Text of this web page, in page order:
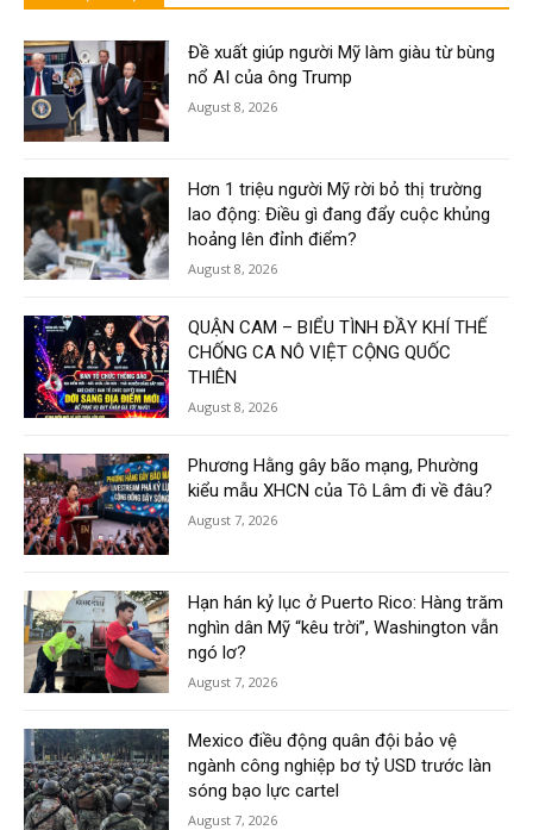
Đề xuất giúp người Mỹ làm giàu từ bùng
nổ AI của ông Trump
August 8, 2026
Hơn 1 triệu người Mỹ rời bỏ thị trường
lao động: Điều gì đang đẩy cuộc khủng
hoảng lên đỉnh điểm?
August 8, 2026
QUẬN CAM – BIỂU TÌNH ĐẦY KHÍ THẾ
CHỐNG CA NÔ VIỆT CỘNG QUỐC
THIÊN
August 8, 2026
Phương Hằng gây bão mạng, Phường
kiểu mẫu XHCN của Tô Lâm đi về đâu?
August 7, 2026
Hạn hán kỷ lục ở Puerto Rico: Hàng trăm
nghìn dân Mỹ “kêu trời”, Washington vẫn
ngó lơ?
August 7, 2026
Mexico điều động quân đội bảo vệ
ngành công nghiệp bơ tỷ USD trước làn
sóng bạo lực cartel
August 7, 2026